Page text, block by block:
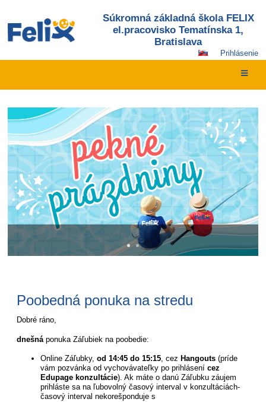
Súkromná základná škola FELIX
el.pracovisko Tematínska 1,
Bratislava
Prihlásenie
Hlavná
stránka
Poobedná ponuka na stredu
Dobré ráno,
dnešná ponuka Záľubiek na poobedie:
Online Záľubky,od 14:45 do 15:15, cez Hangouts(príde
vám pozvánka od vychovávateľky po prihlásenícez
Edupage konzultácie). Ak máte o danú Záľubku záujem
prihláste sa na ľubovolný časový interval v konzultáciách-
časový interval nekorešponduje s